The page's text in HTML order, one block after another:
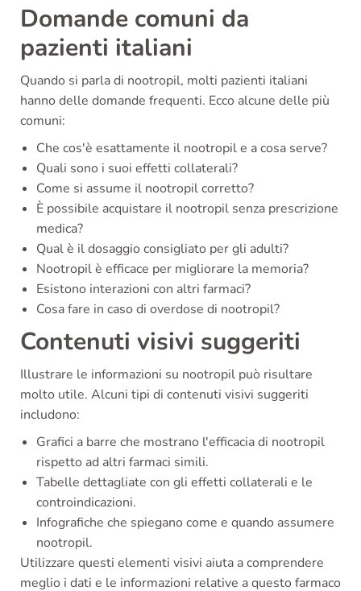
Domande comuni da
pazienti italiani
Quando si parla di nootropil, molti pazienti italiani
hanno delle domande frequenti. Ecco alcune delle più
comuni:
Che cos'è esattamente il nootropil e a cosa serve?
Quali sono i suoi effetti collaterali?
Come si assume il nootropil corretto?
È possibile acquistare il nootropil senza prescrizione
medica?
Qual è il dosaggio consigliato per gli adulti?
Nootropil è efficace per migliorare la memoria?
Esistono interazioni con altri farmaci?
Cosa fare in caso di overdose di nootropil?
Contenuti visivi suggeriti
Illustrare le informazioni su nootropil può risultare
molto utile. Alcuni tipi di contenuti visivi suggeriti
includono:
Grafici a barre che mostrano l'efficacia di nootropil
rispetto ad altri farmaci simili.
Tabelle dettagliate con gli effetti collaterali e le
controindicazioni.
Infografiche che spiegano come e quando assumere
nootropil.
Utilizzare questi elementi visivi aiuta a comprendere
meglio i dati e le informazioni relative a questo farmaco